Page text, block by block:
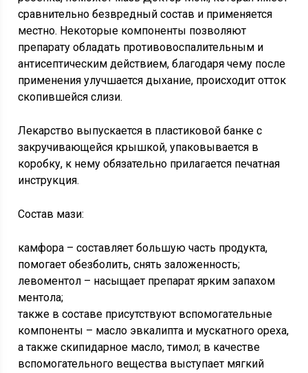
сравнительно безвредный состав и применяется
местно. Некоторые компоненты позволяют
препарату обладать противовоспалительным и
антисептическим действием, благодаря чему после
применения улучшается дыхание, происходит отток
скопившейся слизи.
Лекарство выпускается в пластиковой банке с
закручивающейся крышкой, упаковывается в
коробку, к нему обязательно прилагается печатная
инструкция.
Состав мази:
камфора – составляет большую часть продукта,
помогает обезболить, снять заложенность;
левоментол – насыщает препарат ярким запахом
ментола;
также в составе присутствуют вспомогательные
компоненты – масло эвкалипта и мускатного ореха,
а также скипидарное масло, тимол; в качестве
вспомогательного вещества выступает мягкий